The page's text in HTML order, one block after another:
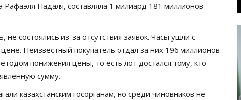
Рафаэля Надаля, составляла 1 милиард 181 миллионов
состоялись из-за отсутствия заявок. Часы ушли с
Неизвестный покупатель отдал за них 196 миллионов
понижения цены, то есть лот достался тому, кто
сумму.
казахстанским госорганам, но среди чиновников не